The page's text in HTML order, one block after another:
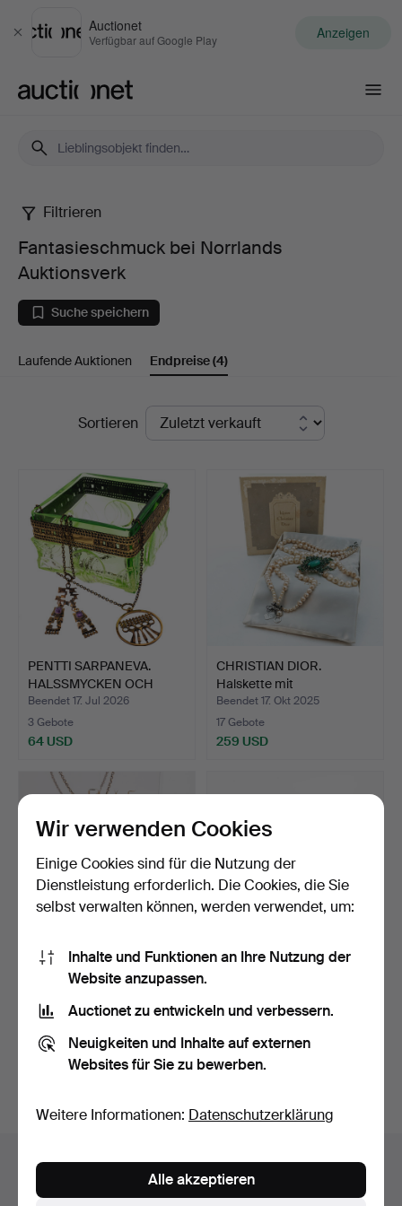
Schließen
Auctionet
Verfügbar auf Google Play Anzeigen
Fantasieschmuck
bei
Norrlands
Auktionsverk
Filtrieren
Fantasieschmuck bei Norrlands
Auktionsverk
Suche speichern
Laufende Auktionen Endpreise(4)
EndpreiseSortieren
PENTTI SARPANEVA.
HALSSMYCKEN OCH
SKÅL, Br…
Beendet 17. Jul 2026
3 Gebote
64 USD
CHRISTIAN DIOR.
Halskette mit
Strasssteine…
Beendet 17. Okt 2025
17 Gebote
259 USD
Kalevala-Schmuckset aus
Bronze aus dem 20.…
Beendet 21. Dez 2024
144 USD
Armband, Leder,
Beendet 21. Dez 2024
180 USD
Auktionsarchiv
Sie suchen in unserem Archiv der beendeten
Wir verwenden Cookies
Einige Cookies sind für die Nutzung der
Dienstleistung erforderlich. Die Cookies, die Sie
selbst verwalten können, werden verwendet, um:
Inhalte und Funktionen an Ihre Nutzung der
Website anzupassen.
Auctionet zu entwickeln und verbessern.
Neuigkeiten und Inhalte auf externen
Websites für Sie zu bewerben.
Weitere Informationen: Datenschutzerklärung
Alle akzeptieren